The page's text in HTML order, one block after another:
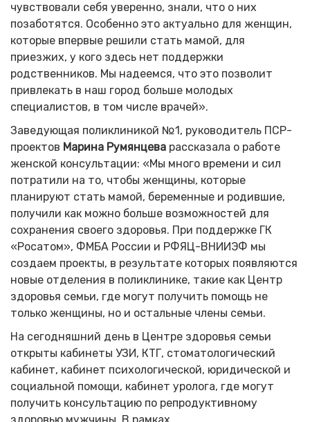
чувствовали себя уверенно, знали, что о них
позаботятся. Особенно это актуально для женщин,
которые впервые решили стать мамой, для
приезжих, у кого здесь нет поддержки
родственников. Мы надеемся, что это позволит
привлекать в наш город больше молодых
специалистов, в том числе врачей».
Заведующая поликлиникой №1, руководитель ПСР-
проектов Марина Румянцева рассказала о работе
женской консультации: «Мы много времени и сил
потратили на то, чтобы женщины, которые
планируют стать мамой, беременные и родившие,
получили как можно больше возможностей для
сохранения своего здоровья. При поддержке ГК
«Росатом», ФМБА России и РФЯЦ-ВНИИЭФ мы
создаем проекты, в результате которых появляются
новые отделения в поликлинике, такие как Центр
здоровья семьи, где могут получить помощь не
только женщины, но и остальные члены семьи.
На сегодняшний день в Центре здоровья семьи
открыты кабинеты УЗИ, КТГ, стоматологический
кабинет, кабинет психологической, юридической и
социальной помощи, кабинет уролога, где могут
получить консультацию по репродуктивному